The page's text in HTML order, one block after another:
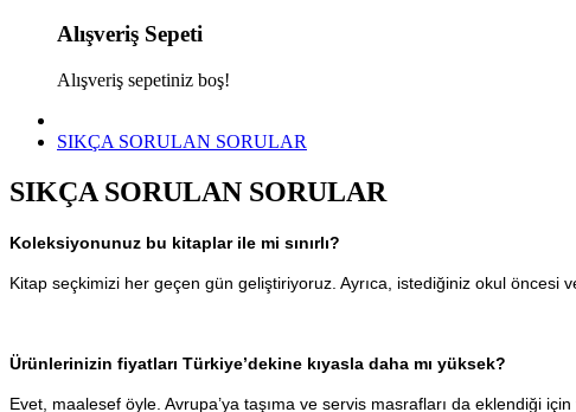
Alışveriş Sepeti
Alışveriş sepetiniz boş!
SIKÇA SORULAN SORULAR
SIKÇA SORULAN SORULAR
Koleksiyonunuz bu kitaplar ile mi sınırlı?
Kitap seçkimizi her geçen gün geliştiriyoruz. Ayrıca, istediğiniz okul öncesi
Ürünlerinizin fiyatları Türkiye’dekine kıyasla daha mı yüksek?
Evet, maalesef öyle. Avrupa’ya taşıma ve servis masrafları da eklendiği